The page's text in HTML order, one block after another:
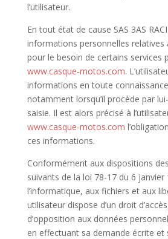
l’utilisateur.
En tout état de cause SAS 3AS
informations personnelles relatives
pour le besoin de certains services
www.casque-motos.com.
informations en toute
notamment lorsqu’il procède par
saisie. Il est alors précisé à
www.casque-motos.com
ces informations.
Conformément aux dispositions
suivants de la loi 78-17 du 6 janvier
l’informatique, aux fichiers et aux
utilisateur dispose d’un droit
d’opposition aux données
en effectuant sa demande écrite et